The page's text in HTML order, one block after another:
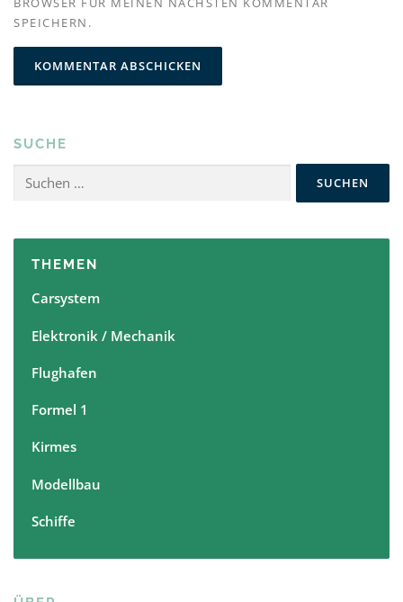
SPEICHERN.
SUCHE
nach:
THEMEN
Carsystem
Elektronik / Mechanik
Flughafen
Formel 1
Kirmes
Modellbau
Schiffe